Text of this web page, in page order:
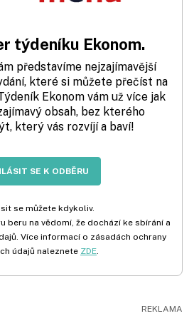
týdeníku Ekonom.
představíme nejzajímavější
které si můžete přečíst na
Ekonom vám už více jak
obsah, bez kterého
který vás rozvíjí a baví!
SE K ODBĚRU
se můžete kdykoliv.
beru na vědomí, že dochází ke sbírání a
Více informací o zásadách ochrany
údajů naleznete ZDE.